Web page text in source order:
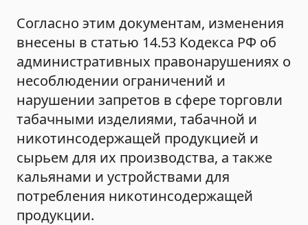
Согласно этим документам, изменения
внесены в статью 14.53 Кодекса РФ об
административных правонарушениях о
несоблюдении ограничений и
нарушении запретов в сфере торговли
табачными изделиями, табачной и
никотинсодержащей продукцией и
сырьем для их производства, а также
кальянами и устройствами для
потребления никотинсодержащей
продукции.